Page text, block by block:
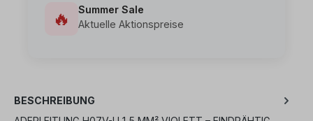
🔥
Summer Sale
Aktuelle Aktionspreise
BESCHREIBUNG